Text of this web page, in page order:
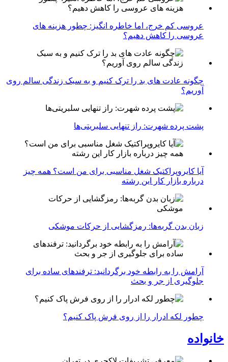
عروسی کم خرج، اما خاطره انگیز: چطور هزینه های
عروسی را کاهش دهیم؟
چگونه عادت‌ های بد را ترک کنیم و به سبک زندگی سالم روی
آوریم؟
پشت پرده شهرت: راز تنهایی سلبریتی‌ها
آیا کایروپراکتیک شغل مناسبی برای من است؟ همه چیز
درباره بازار کار این رشته
زبان بدن گربه‌ها: رمزگشایی از حرکات موشکی
آرامش را به رابطه خود برگردانید: ترفندهای ساده برای
جلوگیری از جر و بحث
چطور لکه ادرار را از روی فرش پاک کنیم؟
خانواده